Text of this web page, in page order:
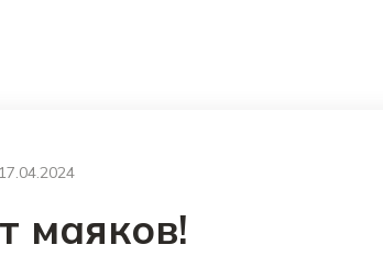
17.04.2024
маяков!